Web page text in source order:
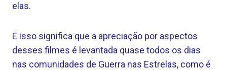
elas.
E isso significa que a apreciação por aspectos
desses filmes é levantada quase todos os dias
nas comunidades de Guerra nas Estrelas, como é